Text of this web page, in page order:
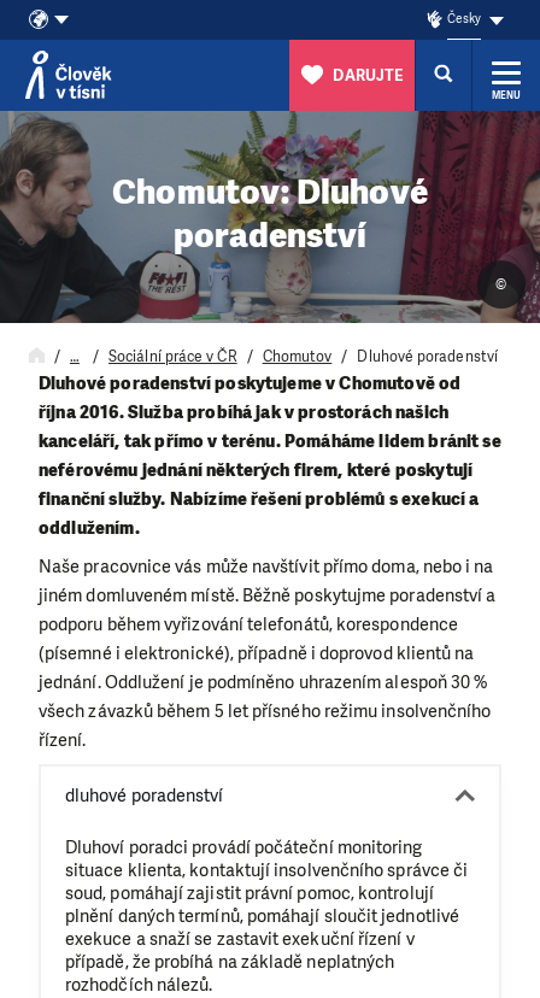
Přeskočit na obsah
Česky
DARUJTE
MENU
Chomutov: Dluhové
poradenství
©
… Sociální práce v ČR Chomutov Dluhové poradenství
Dluhové poradenství poskytujeme v Chomutově od
října 2016. Služba probíhá jak v prostorách našich
kanceláří, tak přímo v terénu.Pomáháme lidem bránit se
neférovému jednání některých firem, které poskytují
finanční služby. Nabízíme řešení problémů s exekucí a
oddlužením.
Naše pracovnice vás může navštívit přímo doma, nebo i na
jiném domluveném místě. Běžně poskytujme poradenství a
podporu během vyřizování telefonátů, korespondence
(písemné i elektronické), případně i doprovod klientů na
jednání.Oddlužení je podmíněno uhrazením alespoň 30 %
všech závazků během 5 let přísného režimu insolvenčního
řízení.
dluhové poradenství
Dluhoví poradci provádí počáteční monitoring
situace klienta, kontaktují insolvenčního správce či
soud, pomáhají zajistit právní pomoc, kontrolují
plnění daných termínů, pomáhají sloučit jednotlivé
exekuce a snaží se zastavit exekuční řízení v
případě, že probíhá na základě neplatných
rozhodčích nálezů.